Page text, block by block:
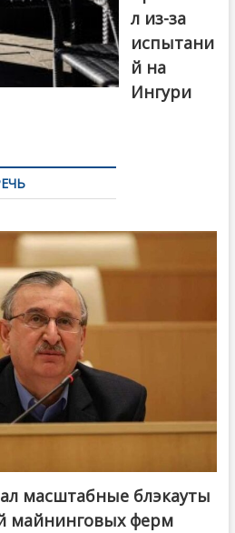
л из-за
испытани
й на
Ингури
масштабные блэкауты
майнинговых ферм